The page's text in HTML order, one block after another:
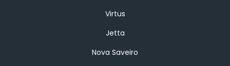
Virtus
Jetta
Nova Saveiro